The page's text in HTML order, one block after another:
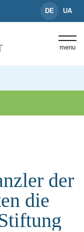
DE UA
menu
der
die